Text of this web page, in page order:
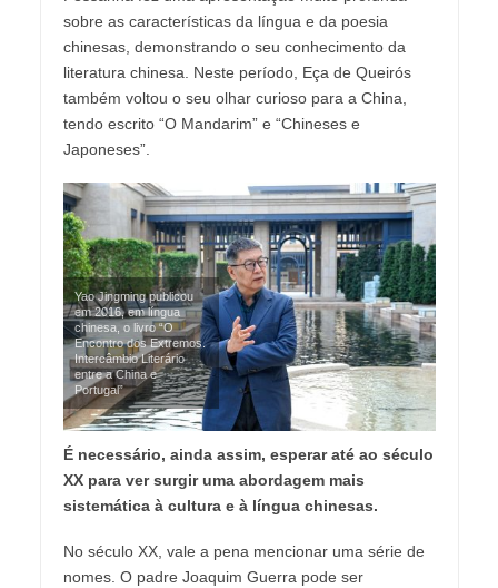
sobre as características da língua e da poesia
chinesas, demonstrando o seu conhecimento da
literatura chinesa. Neste período, Eça de Queirós
também voltou o seu olhar curioso para a China,
tendo escrito “O Mandarim” e “Chineses e
Japoneses”.
Yao Jingming publicou
em 2016, em língua
chinesa, o livro “O
Encontro dos Extremos.
Intercâmbio Literário
entre a China e
Portugal”
É necessário, ainda assim, esperar até ao século
XX para ver surgir uma abordagem mais
sistemática à cultura e à língua chinesas.
No século XX, vale a pena mencionar uma série de
nomes. O padre Joaquim Guerra pode ser